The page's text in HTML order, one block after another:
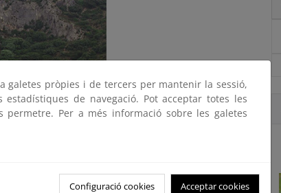
(5,2 MB)
(2 MB)
nobilis (*) (1,8 MB)
galetes pròpies i de tercers per mantenir la sessió,
de navegació. Pot acceptar totes les
Per a més informació sobre les galetes
Configuració cookies Acceptar cookies